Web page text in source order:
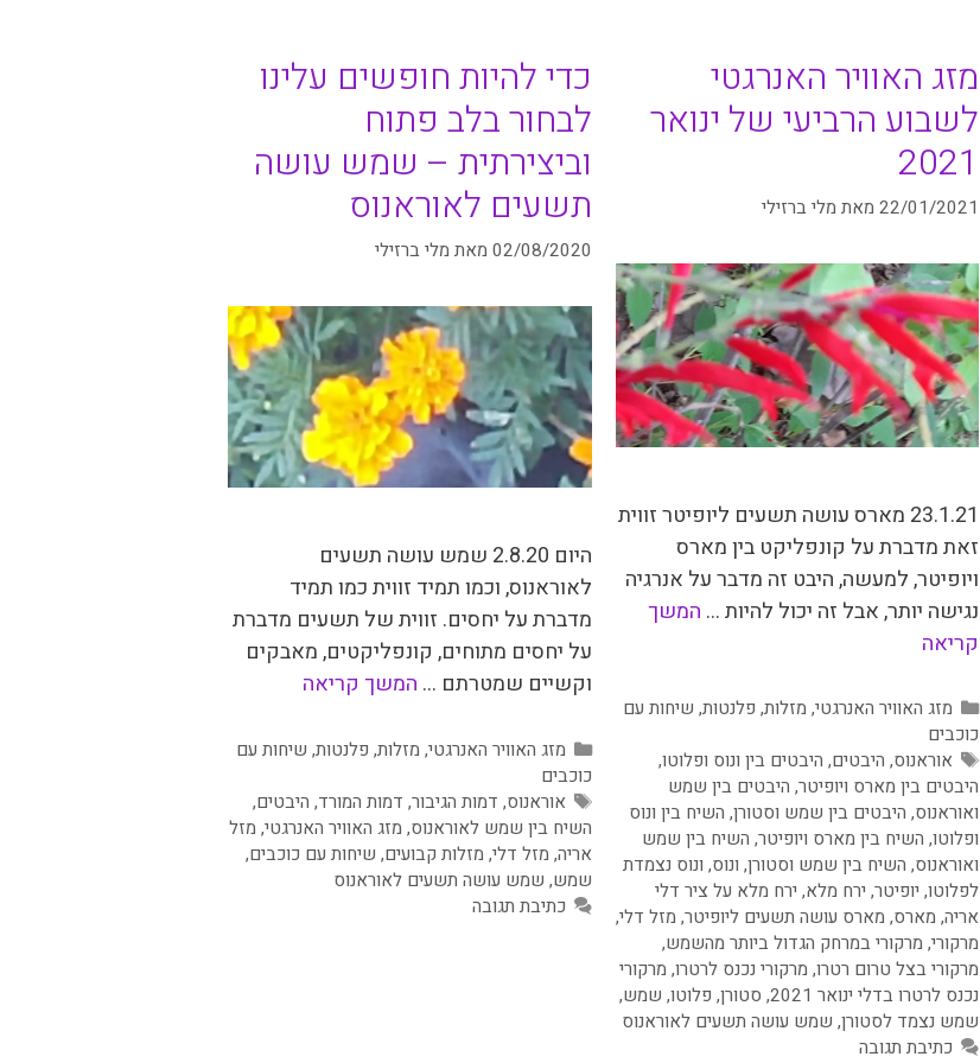
מזג האוויר האנרגטי
לשבוע הרביעי של ינואר
2021
22/01/2021 מאת מלי ברזילי
23.1.21 מארס עושה תשעים ליופיטר זווית
זאת מדברת על קונפליקט בין מארס
ויופיטר, למעשה, היבט זה מדבר על אנרגיה
נגישה יותר, אבל זה יכול להיות … המשך
קריאה
קטגוריות
מזג האוויר האנרגטי, מזלות, פלנטות, שיחות עם
כוכבים
תגיות
אוראנוס, היבטים, היבטים בין ונוס ופלוטו,
היבטים בין מארס ויופיטר, היבטים בין שמש
ואוראנוס, היבטים בין שמש וסטורן, השיח בין ונוס
ופלוטו, השיח בין מארס ויופיטר, השיח בין שמש
ואוראנוס, השיח בין שמש וסטורן, ונוס, ונוס נצמדת
לפלוטו, יופיטר, ירח מלא, ירח מלא על ציר דלי
אריה, מארס, מארס עושה תשעים ליופיטר, מזל דלי,
מרקורי, מרקורי במרחק הגדול ביותר מהשמש,
מרקורי בצל טרום רטרו, מרקורי נכנס לרטרו, מרקורי
נכנס לרטרו בדלי ינואר 2021
, סטורן, פלוטו, שמש,
שמש נצמד לסטורן, שמש עושה תשעים לאוראנוס
כתיבת תגובה
כדי להיות חופשים עלינו
לבחור בלב פתוח
וביצירתית – שמש עושה
תשעים לאוראנוס
02/08/2020 מאת מלי ברזילי
היום 2.8.20 שמש עושה תשעים
לאוראנוס, וכמו תמיד זווית כמו תמיד
מדברת על יחסים. זווית של תשעים מדברת
על יחסים מתוחים, קונפליקטים, מאבקים
וקשיים שמטרתם … המשך קריאה
קטגוריות
מזג האוויר האנרגטי, מזלות, פלנטות, שיחות עם
כוכבים
תגיות
אוראנוס, דמות הגיבור, דמות המורד, היבטים,
השיח בין שמש לאוראנוס, מזג האוויר האנרגטי, מזל
אריה, מזל דלי, מזלות קבועים, שיחות עם כוכבים,
שמש, שמש עושה תשעים לאוראנוס
כתיבת תגובה